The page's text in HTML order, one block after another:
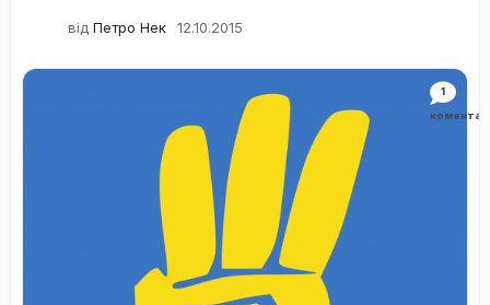
від Петро Нек 12.10.2015
1
коментар